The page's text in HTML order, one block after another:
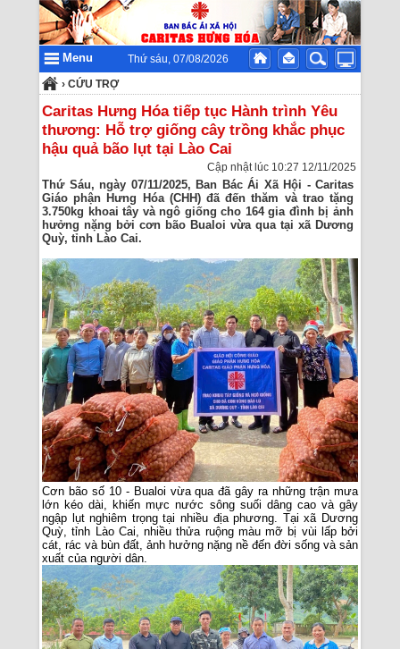
Menu
Thứ sáu, 07/08/2026
› CỨU TRỢ
Caritas Hưng Hóa tiếp tục Hành trình Yêu
thương: Hỗ trợ giống cây trồng khắc phục
hậu quả bão lụt tại Lào Cai
Cập nhật lúc 10:27 12/11/2025
Thứ Sáu, ngày 07/11/2025, Ban Bác Ái Xã Hội - Caritas
Giáo phận Hưng Hóa (CHH) đã đến thăm và trao tặng
3.750kg khoai tây và ngô giống cho 164 gia đình bị ảnh
hưởng nặng bởi cơn bão Bualoi vừa qua tại xã Dương
Quỳ, tỉnh Lào Cai.
Cơn bão số 10 - Bualoi vừa qua đã gây ra những trận mưa
lớn kéo dài, khiến mực nước sông suối dâng cao và gây
ngập lụt nghiêm trọng tại nhiều địa phương. Tại xã Dương
Quỳ, tỉnh Lào Cai, nhiều thửa ruộng màu mỡ bị vùi lấp bởi
cát, rác và bùn đất, ảnh hưởng nặng nề đến đời sống và sản
xuất của người dân.